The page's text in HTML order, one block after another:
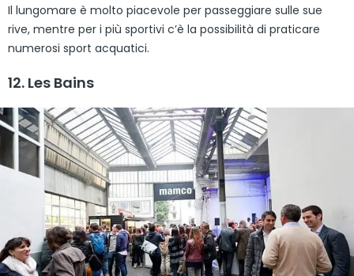
Il lungomare è molto piacevole per passeggiare sulle sue
rive, mentre per i più sportivi c’è la possibilità di praticare
numerosi sport acquatici.
12. Les Bains